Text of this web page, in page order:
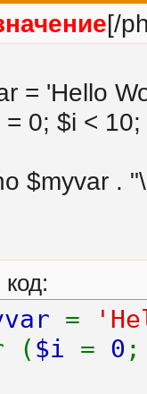
[/
= 'Hello
= 0; $i < 10;
$myvar .
=
( $i = 0